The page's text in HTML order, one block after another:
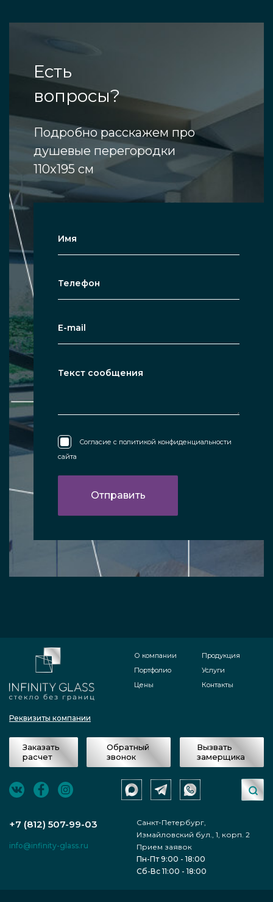
Есть
вопросы?
Подробно расскажем про
душевые перегородки
110x195 см
Согласие с политикой конфиденциальности
сайта
Реквизиты компании
О компании
Портфолио
Цены
Продукция
Услуги
Контакты
Заказать
расчет
Обратный
звонок
Вызвать
замерщика
+7 (812) 507-99-03
Санкт-Петербург,
Измайловский бул., 1, корп. 2
info@infinity-glass.ru
Прием заявок
Пн-Пт 9:00 - 18:00
Сб-Вс 11:00 - 18:00